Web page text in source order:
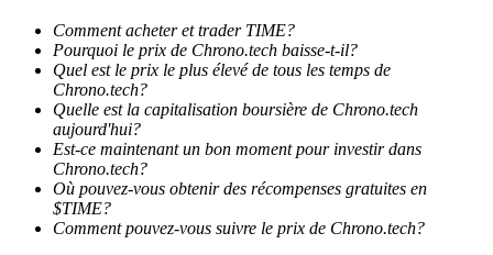
Stratégies de trading
Comment acheter et trader TIME?
Pourquoi le prix de Chrono.tech baisse-t-il?
Quel est le prix le plus élevé de tous les temps de
Chrono.tech?
Quelle est la capitalisation boursière de Chrono.tech
aujourd'hui?
Est-ce maintenant un bon moment pour investir dans
Chrono.tech?
Où pouvez-vous obtenir des récompenses gratuites en
$TIME?
Comment pouvez-vous suivre le prix de Chrono.tech?